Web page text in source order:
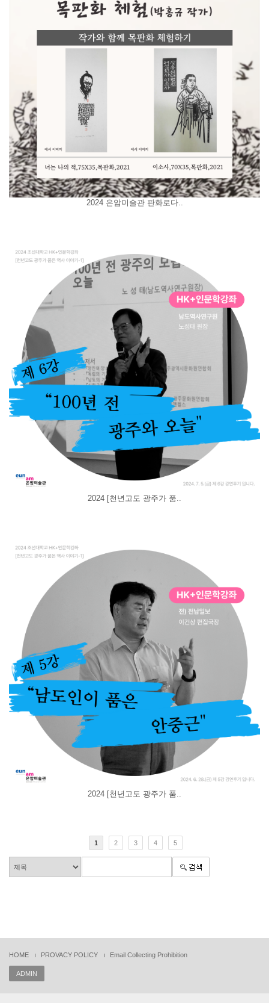
2024 은암미술관 판화로다..
2024 [천년고도 광주가 품..
2024 [천년고도 광주가 품..
1 2 3 4 5
HOME PROVACY POLICY Email Collecting Prohibition
ADMIN